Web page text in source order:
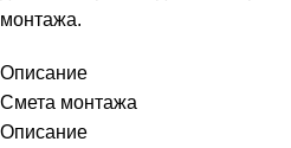
монтажа.
Описание
Смета монтажа
Описание